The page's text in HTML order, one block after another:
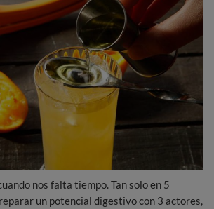
nos falta tiempo. Tan solo en 5
un potencial digestivo con 3 actores,